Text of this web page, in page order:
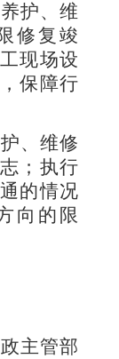
护、维
修复竣
现场设
保障行
、维修
；执行
的情况
向的限
主管部